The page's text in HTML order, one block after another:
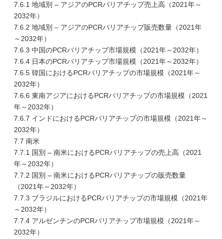
7.6.1 地域別 – アジアのPCRバリアチップ売上高（2021年～
2032年）
7.6.2 地域別 – アジアのPCRバリアチップ販売数量（2021年
～2032年）
7.6.3 中国のPCRバリアチップ市場規模（2021年～2032年）
7.6.4 日本のPCRバリアチップ市場規模（2021年～2032年）
7.6.5 韓国におけるPCRバリアチップの市場規模（2021年～
2032年）
7.6.6 東南アジアにおけるPCRバリアチップの市場規模（2021
年～2032年）
7.6.7 インドにおけるPCRバリアチップの市場規模（2021年～
2032年）
7.7 南米
7.7.1 国別 – 南米におけるPCRバリアチップの売上高（2021
年～2032年）
7.7.2 国別 – 南米におけるPCRバリアチップの販売数量
（2021年～2032年）
7.7.3 ブラジルにおけるPCRバリアチップの市場規模（2021年
～2032年）
7.7.4 アルゼンチンのPCRバリアチップ市場規模（2021年～
2032年）